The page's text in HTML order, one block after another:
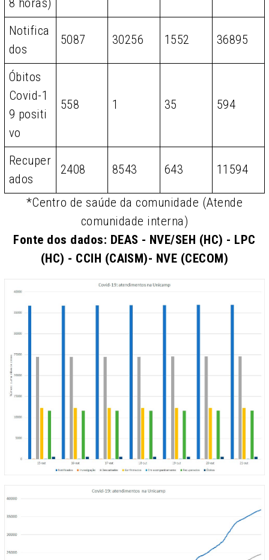
8 horas)
Notifica
dos
5087 30256 1552 36895
Óbitos
Covid-1
9 positi
vo
558 1 35 594
Recuper
ados
2408 8543 643 11594
*Centro de saúde da comunidade (Atende
comunidade interna)
Fonte dos dados: DEAS - NVE/SEH (HC) - LPC
(HC) - CCIH (CAISM)- NVE (CECOM)